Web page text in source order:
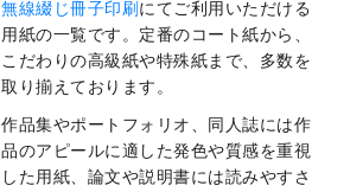
無線綴じ冊子印刷 にてご利用いただける
用紙の一覧です。 定番のコート紙から、
こだわりの高級紙や特殊紙まで、多数を
取り揃えております。
作品集やポートフォリオ、同人誌には作
品のアピールに適した発色や質感を重視
した用紙、論文や説明書には読みやすさ